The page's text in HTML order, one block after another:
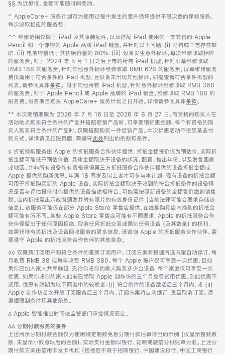
页
页
脚
注
脚
§§ 为近似值。金额可能随时间变动。
脚
注
^ AppleCare+ 服务计划可为使用过程中发生的意外损坏提供不限次数的保修服务，
每次收取相应的服务费。
脚
注
^^ 维修范围仅限于 iPad 及其原装配件，以及搭配 iPad 使用的一支兼容的 Apple
Pencil 和一个兼容的 Apple 品牌 iPad 键盘，并针对以下问题：(i) 材料或工艺存在缺
陷；(ii) 电池容量低于其初始容量的 80%；(iii) 设备发生意外损坏，每次维修收取相应
的服务费。对于 2024 年 5 月 1 日之后上市的所有 iPad 机型，针对屏幕维修收取
RMB 188 的服务费，针对其他意外损坏维修收取 RMB 628 的服务费。屏幕维修服务
费仅适用于符合条件的 iPad 机型，且设备未出现其他损坏。如需查看符合条件机型的
列表，请参阅具体条款。 对于其他所有 iPad 机型，针对意外损坏维修收取 RMB 368
的服务费。对于 Apple Pencil 或 Apple 品牌的 iPad 键盘，维修收取 RMB 188 的
服务费。服务期自购买 AppleCare+ 服务计划之日开始。详情请参阅具体条款。
脚
注
** 本次促销期限为 2026 年 7 月 16 日至 2026 年 8 月 27 日，有资格的购买人在
活动地点购买符合条件的产品并搭配促销产品时，可享促销优惠金额。每个有资格的购
买人购买符合条件的产品时，仅限搭配购买一件促销产品。本次优惠活动不接受某些付
款方式。详情请见结账页面。需遵守此处列出的条款和条件。
脚
注
◊ 折抵换购服务由 Apple 的折抵服务合作伙伴提供。折抵金额报价仅为预估价，实际折
抵金额可能低于预估价值，具体金额取决于设备的状况、配置、推出年份，以及发售国家
或地区。并非所有设备均有资格获得第三方折抵服务合作伙伴提供的设备折抵金额或
Apple 提供的购新优惠。年满 18 周岁及以上者才可参与本计划。现有设备的折抵金额
可用于折抵购买新的 Apple 设备。实际折抵金额取决于收到的符合折抵条件的设备情
况是否与评估报价时你提供的设备描述相符合。可能需按照新设备的全额售价缴纳销售
税。店内折抵需出示政府颁发并附有照片的有效身份证件 (当地法律可能会要求存储该
信息)。该服务可能仅在部分 Apple Store 零售店提供，在线换购和店内换购的折抵金
额可能有所不同。某些 Apple Store 零售店可能有不同要求。Apple 的折抵服务合作
伙伴保留出于任何原因拒绝、取消任何折抵交易或限制任何设备 (及其数量) 的权利。
如需获得有关折抵及设备回收服务的更多信息，请咨询 Apple 的折抵服务合作伙伴。需
要遵守 Apple 的折抵服务合作伙伴的其他条款。
脚
注
◊◊ 仅限新订阅用户和符合条件的重新订阅用户。订阅方案将根据所选方案自动续订，每
月收费 RMB 38 或每年收费 RMB 380。每个 Apple 账户仅可享受一次优惠，且如
果你已加入家人共享群组，无论你或你的家人购买多少台设备，每个家庭仅可享受一次
优惠。如果你或你的家人此前已领取 Apple 创作坊的三个月免费试用优惠，则此优惠不
适用。优惠有效期为以下两者中的较晚者：(i) 符合条件的设备激活后三个月内，或 (ii)
Apple 创作坊首次开放订阅服务后三个月内。订阅方案将自动续订，直至取消订阅。须
遵循限制条件和其他条款。
脚
∆ Apple 智能推出时间依监管部门审批情况而定。
脚
注
∆∆ 分期付款服务的条件
上述所示分期付款金额仅为使用特定期数免息分期付款估算得出的示例 (仅显示整数数
额，未显示小数点以后的金额)，实际支付金额以银行、花呗或微信分付账单为准。上述分
期付款方案由信用卡发卡机构 (包括但不限于招商银行、中国建设银行、中国工商银行